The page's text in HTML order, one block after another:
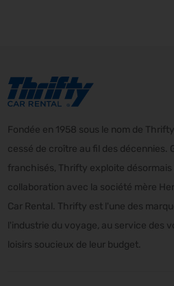
Fondée en 1958 sous le nom de
cessé de croître au fil des décennies.
franchisés, Thrifty exploite
collaboration avec la société mère
Car Rental. Thrifty est l'une des
l'industrie du voyage, au service des
loisirs soucieux de leur budget.